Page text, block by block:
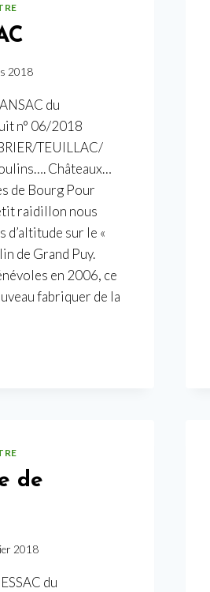
2018
du
n° 06/2018
TEUILLAC/
Châteaux…
de Bourg Pour
raidillon nous
d’altitude sur le «
de Grand Puy.
en 2006, ce
fabriquer de la
de
2018
du